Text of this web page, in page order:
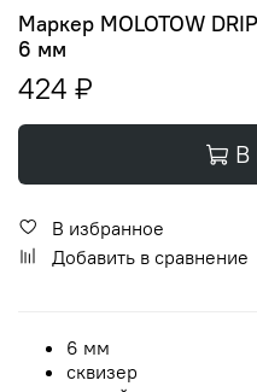
Маркер MOLOTOW
6 мм
424 ₽
В
В избранное
Добавить в сравнение
6 мм
сквизер